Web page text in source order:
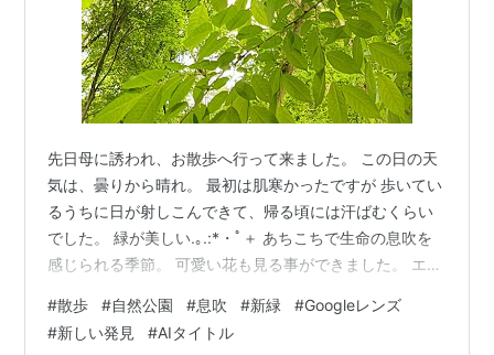
先日母に誘われ、お散歩へ行って来ました。 この日の天
気は、曇りから晴れ。 最初は肌寒かったですが 歩いてい
るうちに日が射しこんできて、帰る頃には汗ばむくらい
でした。 緑が美しい.｡.:*・ﾟ＋ あちこちで生命の息吹を
感じられる季節。 可愛い花も見る事ができました。 エゴ
も不思議な形状の植物を発見！ 何だこれ？？？ 早速調べ
てみると こんにゃくだってΣ(･ω･ﾉ)ﾉ！ 初めて見た。 こ
#散歩 #自然公園 #息吹 #新緑 #Googleレンズ
#新しい発見 #AIタイトル